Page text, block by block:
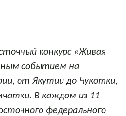
конкурс «Живая
событием на
от Якутии до Чукотки,
В каждом из 11
федерального